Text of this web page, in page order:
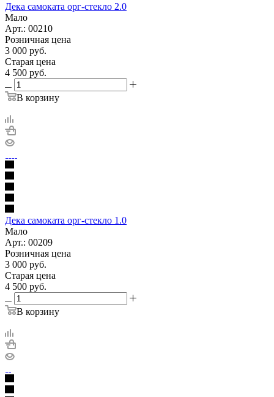
Дека самоката орг-стекло 2.0
Мало
Арт.: 00210
Розничная цена
3 000 руб.
Старая цена
4 500 руб.
В корзину
Дека самоката орг-стекло 1.0
Мало
Арт.: 00209
Розничная цена
3 000 руб.
Старая цена
4 500 руб.
В корзину